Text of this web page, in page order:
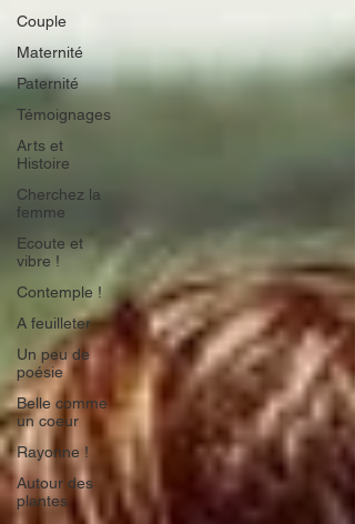
Couple
Maternité
Paternité
Témoignages
Arts et
Histoire
Cherchez la
femme
Ecoute et
vibre !
Contemple !
A feuilleter
Un peu de
poésie
Belle comme
un coeur
Rayonne !
Autour des
plantes